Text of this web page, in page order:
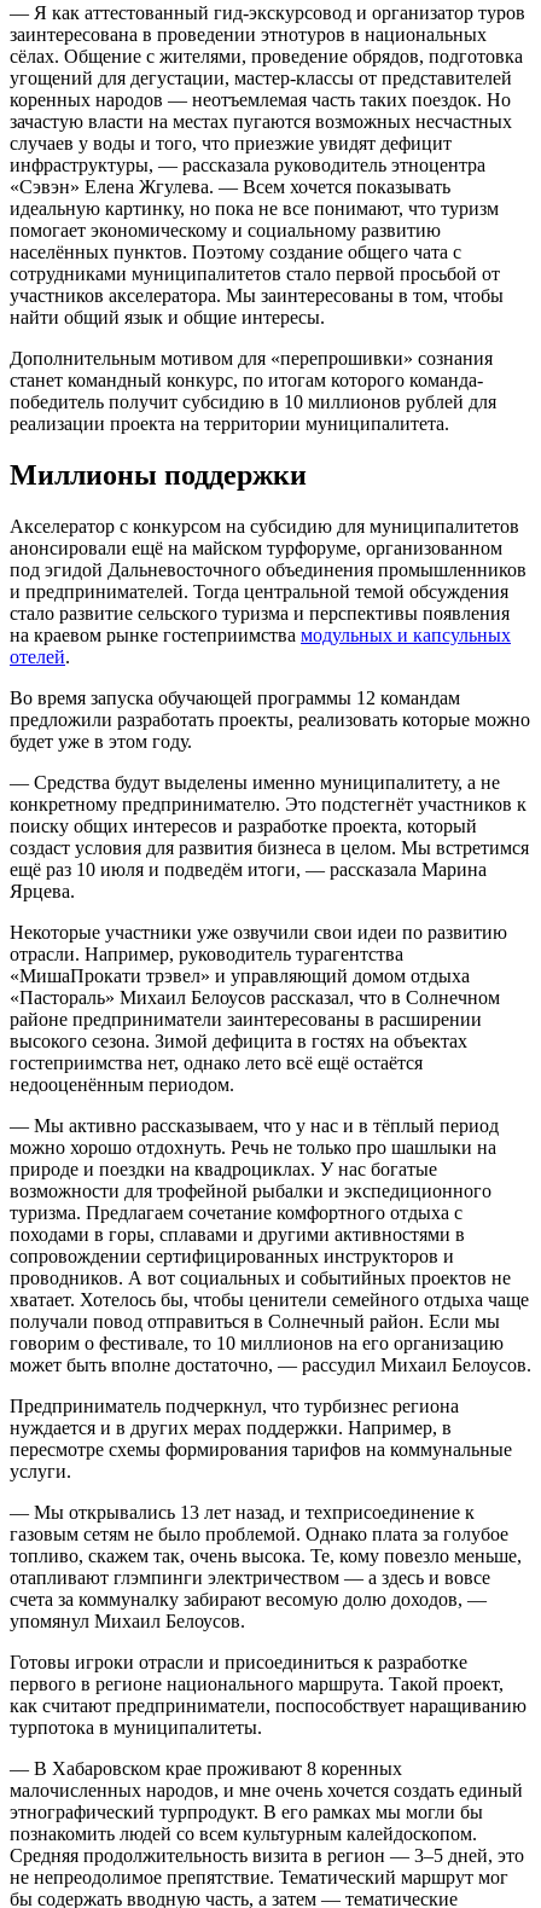
— Я как аттестованный гид-экскурсовод и организатор туров
заинтересована в проведении этнотуров в национальных
сёлах. Общение с жителями, проведение обрядов, подготовка
угощений для дегустации, мастер-классы от представителей
коренных народов — неотъемлемая часть таких поездок. Но
зачастую власти на местах пугаются возможных несчастных
случаев у воды и того, что приезжие увидят дефицит
инфраструктуры, — рассказала руководитель этноцентра
«Сэвэн» Елена Жгулева. — Всем хочется показывать
идеальную картинку, но пока не все понимают, что туризм
помогает экономическому и социальному развитию
населённых пунктов. Поэтому создание общего чата с
сотрудниками муниципалитетов стало первой просьбой от
участников акселератора. Мы заинтересованы в том, чтобы
найти общий язык и общие интересы.
Дополнительным мотивом для «перепрошивки» сознания
станет командный конкурс, по итогам которого команда-
победитель получит субсидию в 10 миллионов рублей для
реализации проекта на территории муниципалитета.
Миллионы поддержки
Акселератор с конкурсом на субсидию для муниципалитетов
анонсировали ещё на майском турфоруме, организованном
под эгидой Дальневосточного объединения промышленников
и предпринимателей. Тогда центральной темой обсуждения
стало развитие сельского туризма и перспективы появления
на краевом рынке гостеприимства модульных и капсульных
отелей.
Во время запуска обучающей программы 12 командам
предложили разработать проекты, реализовать которые можно
будет уже в этом году.
— Средства будут выделены именно муниципалитету, а не
конкретному предпринимателю. Это подстегнёт участников к
поиску общих интересов и разработке проекта, который
создаст условия для развития бизнеса в целом. Мы встретимся
ещё раз 10 июля и подведём итоги, — рассказала Марина
Ярцева.
Некоторые участники уже озвучили свои идеи по развитию
отрасли. Например, руководитель турагентства
«МишаПрокати трэвел» и управляющий домом отдыха
«Пастораль» Михаил Белоусов рассказал, что в Солнечном
районе предприниматели заинтересованы в расширении
высокого сезона. Зимой дефицита в гостях на объектах
гостеприимства нет, однако лето всё ещё остаётся
недооценённым периодом.
— Мы активно рассказываем, что у нас и в тёплый период
можно хорошо отдохнуть. Речь не только про шашлыки на
природе и поездки на квадроциклах. У нас богатые
возможности для трофейной рыбалки и экспедиционного
туризма. Предлагаем сочетание комфортного отдыха с
походами в горы, сплавами и другими активностями в
сопровождении сертифицированных инструкторов и
проводников. А вот социальных и событийных проектов не
хватает. Хотелось бы, чтобы ценители семейного отдыха чаще
получали повод отправиться в Солнечный район. Если мы
говорим о фестивале, то 10 миллионов на его организацию
может быть вполне достаточно, — рассудил Михаил Белоусов.
Предприниматель подчеркнул, что турбизнес региона
нуждается и в других мерах поддержки. Например, в
пересмотре схемы формирования тарифов на коммунальные
услуги.
— Мы открывались 13 лет назад, и техприсоединение к
газовым сетям не было проблемой. Однако плата за голубое
топливо, скажем так, очень высока. Те, кому повезло меньше,
отапливают глэмпинги электричеством — а здесь и вовсе
счета за коммуналку забирают весомую долю доходов, —
упомянул Михаил Белоусов.
Готовы игроки отрасли и присоединиться к разработке
первого в регионе национального маршрута. Такой проект,
как считают предприниматели, поспособствует наращиванию
турпотока в муниципалитеты.
— В Хабаровском крае проживают 8 коренных
малочисленных народов, и мне очень хочется создать единый
этнографический турпродукт. В его рамках мы могли бы
познакомить людей со всем культурным калейдоскопом.
Средняя продолжительность визита в регион — 3–5 дней, это
не непреодолимое препятствие. Тематический маршрут мог
бы содержать вводную часть, а затем — тематические